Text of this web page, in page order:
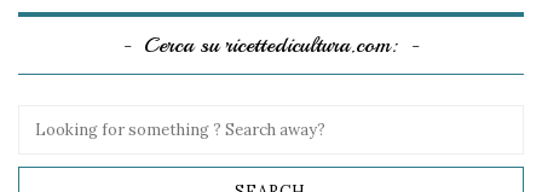
Cerca su ricettedicultura.com: